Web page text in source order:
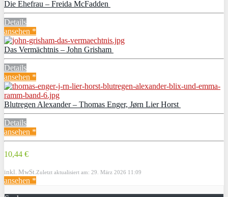
Die Ehefrau – Freida McFadden
Details
ansehen *
Das Vermächtnis – John Grisham
Details
ansehen *
Blutregen Alexander – Thomas Enger, Jørn Lier Horst
Details
ansehen *
10,44 €
inkl. MwSt. Zuletzt aktualisiert am: 29. März 2026 11:09
ansehen *